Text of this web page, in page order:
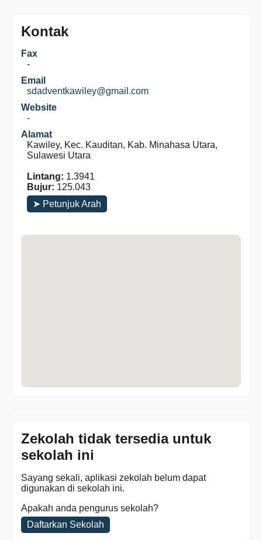
Kontak
Fax
-
Email
sdadventkawiley@gmail.com
Website
-
Alamat
Kawiley, Kec. Kauditan, Kab. Minahasa Utara,
Sulawesi Utara
Lintang: 1.3941
Bujur: 125.043
➤ Petunjuk Arah
Zekolah tidak tersedia untuk
sekolah ini
Sayang sekali, aplikasi zekolah belum dapat
digunakan di sekolah ini.
Apakah anda pengurus sekolah?
Daftarkan Sekolah